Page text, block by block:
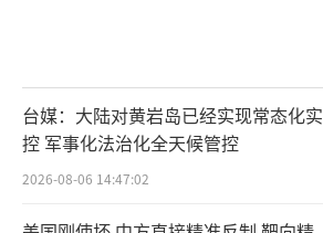
台媒：大陆对黄岩岛已经实现常态化实
控 军事化法治化全天候管控
2026-08-06 14:47:02